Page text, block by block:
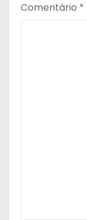
Comentário *